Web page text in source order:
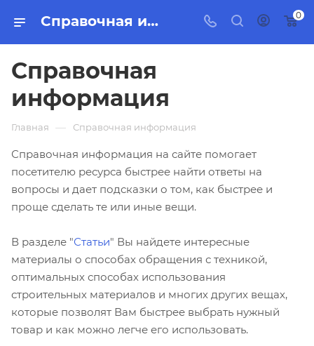
Справочная информация 0
Справочная
информация
Главная — Справочная информация
Справочная информация на сайте помогает
посетителю ресурса быстрее найти ответы на
вопросы и дает подсказки о том, как быстрее и
проще сделать те или иные вещи.
В разделе "Статьи" Вы найдете интересные
материалы о способах обращения с техникой,
оптимальных способах использования
строительных материалов и многих других вещах,
которые позволят Вам быстрее выбрать нужный
товар и как можно легче его использовать.